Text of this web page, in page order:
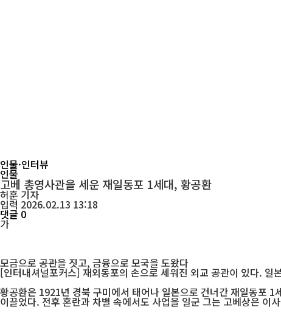
인물·인터뷰
인물
고베 총영사관을 세운 재일동포 1세대, 황공환
허훈기자
입력 2026.02.13 13:18
댓글 0
가
모금으로 공관을 짓고, 금융으로 모국을 도왔다
[인터내셔널포커스] 재외동포의 손으로 세워진 외교 공관이 있다.
황공환은 1921년 경북 구미에서 태어나 일본으로 건너간 재일동포
이끌었다. 전후 혼란과 차별 속에서도 사업을 일군 그는 고베상은 이